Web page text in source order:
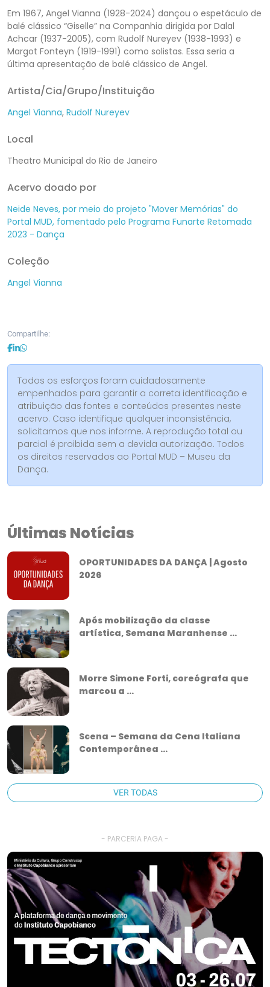
Em 1967, Angel Vianna (1928-2024) dançou o espetáculo de
balé clássico “Giselle” na Companhia dirigida por Dalal
Achcar (1937-2005), com Rudolf Nureyev (1938-1993) e
Margot Fonteyn (1919-1991) como solistas. Essa seria a
última apresentação de balé clássico de Angel.
Artista/Cia/Grupo/Instituição
Angel Vianna, Rudolf Nureyev
Local
Theatro Municipal do Rio de Janeiro
Acervo doado por
Neide Neves, por meio do projeto "Mover Memórias" do
Portal MUD, fomentado pelo Programa Funarte Retomada
2023 - Dança
Coleção
Angel Vianna
Compartilhe:
Todos os esforços foram cuidadosamente
empenhados para garantir a correta identificação e
atribuição das fontes e conteúdos presentes neste
acervo. Caso identifique qualquer inconsistência,
solicitamos que nos informe. A reprodução total ou
parcial é proibida sem a devida autorização. Todos
os direitos reservados ao Portal MUD – Museu da
Dança.
Últimas Notícias
OPORTUNIDADES DA DANÇA | Agosto
2026
Após mobilização da classe
artística, Semana Maranhense ...
Morre Simone Forti, coreógrafa que
marcou a ...
Scena – Semana da Cena Italiana
Contemporânea ...
VER TODAS
- PARCERIA PAGA -